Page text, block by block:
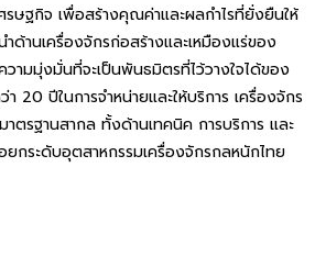
รษฐกิจ เพื่อสร้างคุณค่าและผลกำไรที่ยั่งยืนให้
ด้านเครื่องจักรก่อสร้างและเหมืองแร่ของ
ามมุ่งมั่นที่จะเป็นพันธมิตรที่ไว้วางใจได้ของ
20 ปีในการจำหน่ายและให้บริการ เครื่องจักร
าตรฐานสากล ทั้งด้านเทคนิค การบริการ และ
ยกระดับอุตสาหกรรมเครื่องจักรกลหนักไทย